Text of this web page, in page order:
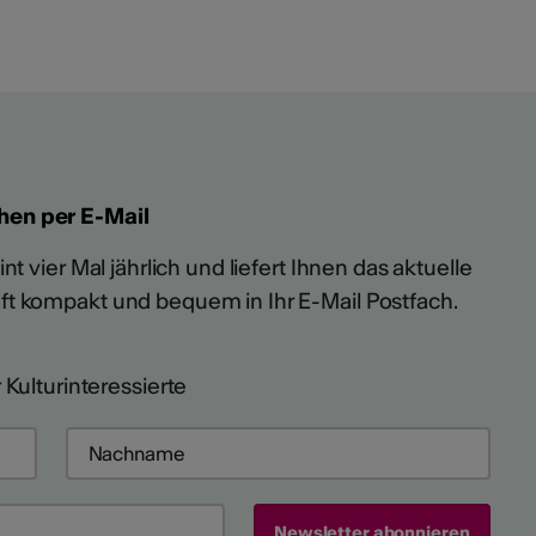
per E-Mail
vier Mal jährlich und liefert Ihnen das aktuelle
kompakt und bequem in Ihr E-Mail Postfach.
Kulturinteressierte